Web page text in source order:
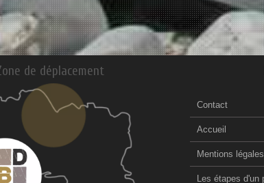
Contact
Accueil
Mentions légales
Les étapes d'un
de déplacement